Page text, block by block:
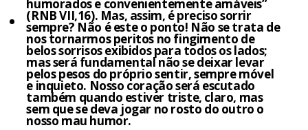
humorados e convenientemente amáveis”
(RNB VII,16). Mas, assim, é preciso sorrir
sempre? Não é este o ponto! Não se trata de
nos tornarmos peritos no fingimento de
belos sorrisos exibidos para todos os lados;
mas será fundamental não se deixar levar
pelos pesos do próprio sentir, sempre móvel
e inquieto. Nosso coração será escutado
também quando estiver triste, claro, mas
sem que se deva jogar no rosto do outro o
nosso mau humor.